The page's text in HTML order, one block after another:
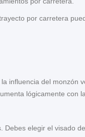
por carretera
influencia del monzón
lógicamente con
elegir el visado